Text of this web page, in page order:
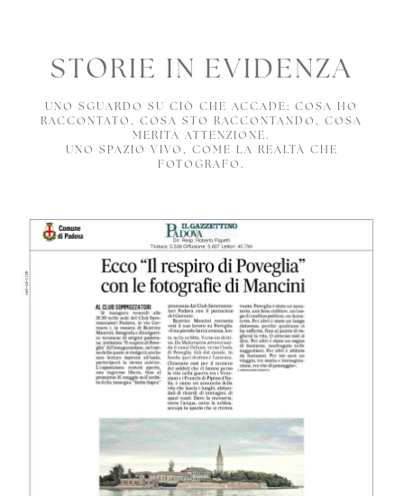
STORIE IN EVIDENZA
UNO SGUARDO SU CIÒ CHE ACCADE: COSA HO
RACCONTATO, COSA STO RACCONTANDO, COSA
MERITA ATTENZIONE.
UNO SPAZIO VIVO, COME LA REALTÀ CHE
FOTOGRAFO.